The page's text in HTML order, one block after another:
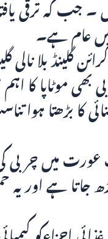
جب کہ ترقی
عام ہے۔
گلینڈ بلا
بھی موٹاپا کا
کا بڑھتا ہوا
عورت میں چربی
کلو گرام بڑھ جاتا ہے